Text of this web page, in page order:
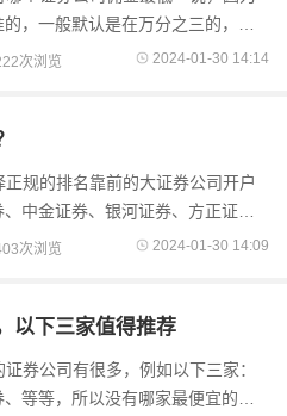
，一般默认是在万分之三的，但
己的佣金，通过客户经理开佣金
次浏览 2024-01-30 14:14
规的排名靠前的大证券公司开户
中金证券、银河证券、方正证券
最好的说法，只要选择排名靠前
次浏览 2024-01-30 14:09
以下三家值得推荐
券公司有很多，例如以下三家：
等等，所以没有哪家最便宜的说